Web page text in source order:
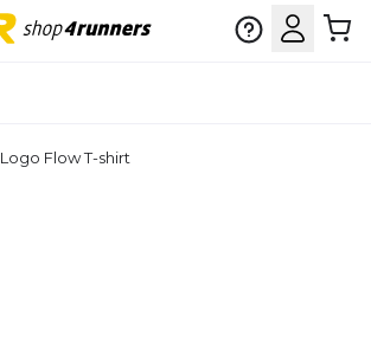
Logo Flow T-shirt